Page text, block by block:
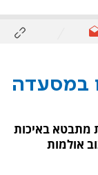
במסעדה
מתבטא באיכות
אולמות